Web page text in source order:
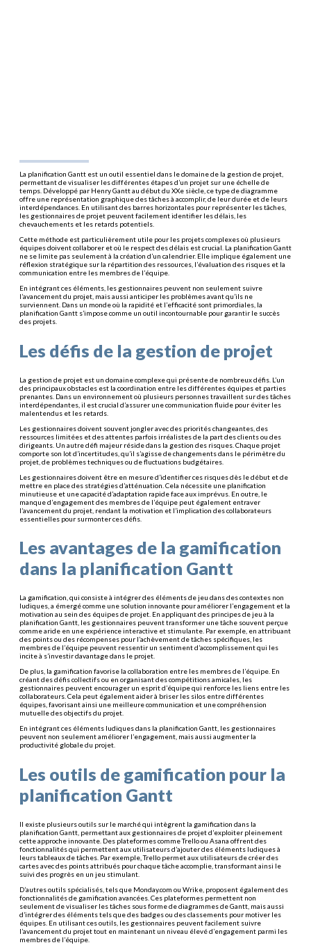
La planification Gantt est un outil essentiel dans le domaine de la gestion de projet,
permettant de visualiser les différentes étapes d’un projet sur une échelle de
temps. Développé par Henry Gantt au début du XXe siècle, ce type de diagramme
offre une représentation graphique des tâches à accomplir, de leur durée et de leurs
interdépendances. En utilisant des barres horizontales pour représenter les tâches,
les gestionnaires de projet peuvent facilement identifier les délais, les
chevauchements et les retards potentiels.
Cette méthode est particulièrement utile pour les projets complexes où plusieurs
équipes doivent collaborer et où le respect des délais est crucial. La planification Gantt
ne se limite pas seulement à la création d’un calendrier. Elle implique également une
réflexion stratégique sur la répartition des ressources, l’évaluation des risques et la
communication entre les membres de l’équipe.
En intégrant ces éléments, les gestionnaires peuvent non seulement suivre
l’avancement du projet, mais aussi anticiper les problèmes avant qu’ils ne
surviennent. Dans un monde où la rapidité et l’efficacité sont primordiales, la
planification Gantt s’impose comme un outil incontournable pour garantir le succès
des projets.
Les défis de la gestion de projet
La gestion de projet est un domaine complexe qui présente de nombreux défis. L’un
des principaux obstacles est la coordination entre les différentes équipes et parties
prenantes. Dans un environnement où plusieurs personnes travaillent sur des tâches
interdépendantes, il est crucial d’assurer une communication fluide pour éviter les
malentendus et les retards.
Les gestionnaires doivent souvent jongler avec des priorités changeantes, des
ressources limitées et des attentes parfois irréalistes de la part des clients ou des
dirigeants. Un autre défi majeur réside dans la gestion des risques. Chaque projet
comporte son lot d’incertitudes, qu’il s’agisse de changements dans le périmètre du
projet, de problèmes techniques ou de fluctuations budgétaires.
Les gestionnaires doivent être en mesure d’identifier ces risques dès le début et de
mettre en place des stratégies d’atténuation. Cela nécessite une planification
minutieuse et une capacité d’adaptation rapide face aux imprévus. En outre, le
manque d’engagement des membres de l’équipe peut également entraver
l’avancement du projet, rendant la motivation et l’implication des collaborateurs
essentielles pour surmonter ces défis.
Les avantages de la gamification
dans la planification Gantt
La gamification, qui consiste à intégrer des éléments de jeu dans des contextes non
ludiques, a émergé comme une solution innovante pour améliorer l’engagement et la
motivation au sein des équipes de projet. En appliquant des principes de jeu à la
planification Gantt, les gestionnaires peuvent transformer une tâche souvent perçue
comme aride en une expérience interactive et stimulante. Par exemple, en attribuant
des points ou des récompenses pour l’achèvement de tâches spécifiques, les
membres de l’équipe peuvent ressentir un sentiment d’accomplissement qui les
incite à s’investir davantage dans le projet.
De plus, la gamification favorise la collaboration entre les membres de l’équipe. En
créant des défis collectifs ou en organisant des compétitions amicales, les
gestionnaires peuvent encourager un esprit d’équipe qui renforce les liens entre les
collaborateurs. Cela peut également aider à briser les silos entre différentes
équipes, favorisant ainsi une meilleure communication et une compréhension
mutuelle des objectifs du projet.
En intégrant ces éléments ludiques dans la planification Gantt, les gestionnaires
peuvent non seulement améliorer l’engagement, mais aussi augmenter la
productivité globale du projet.
Les outils de gamification pour la
planification Gantt
Il existe plusieurs outils sur le marché qui intègrent la gamification dans la
planification Gantt, permettant aux gestionnaires de projet d’exploiter pleinement
cette approche innovante. Des plateformes comme Trello ou Asana offrent des
fonctionnalités qui permettent aux utilisateurs d’ajouter des éléments ludiques à
leurs tableaux de tâches. Par exemple, Trello permet aux utilisateurs de créer des
cartes avec des points attribués pour chaque tâche accomplie, transformant ainsi le
suivi des progrès en un jeu stimulant.
D’autres outils spécialisés, tels que Monday.com ou Wrike, proposent également des
fonctionnalités de gamification avancées. Ces plateformes permettent non
seulement de visualiser les tâches sous forme de diagrammes de Gantt, mais aussi
d’intégrer des éléments tels que des badges ou des classements pour motiver les
équipes. En utilisant ces outils, les gestionnaires peuvent facilement suivre
l’avancement du projet tout en maintenant un niveau élevé d’engagement parmi les
membres de l’équipe.